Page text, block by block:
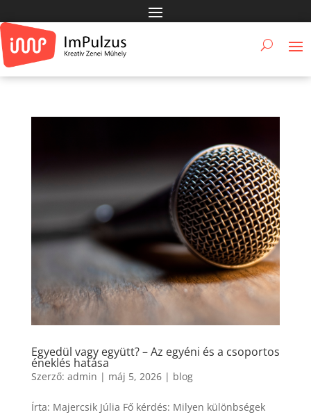
Egyedül vagy együtt? – Az egyéni és a csoportos
éneklés hatása
Szerző: admin | máj 5, 2026| blog
Írta: Majercsik Júlia Fő kérdés: Milyen különbségek